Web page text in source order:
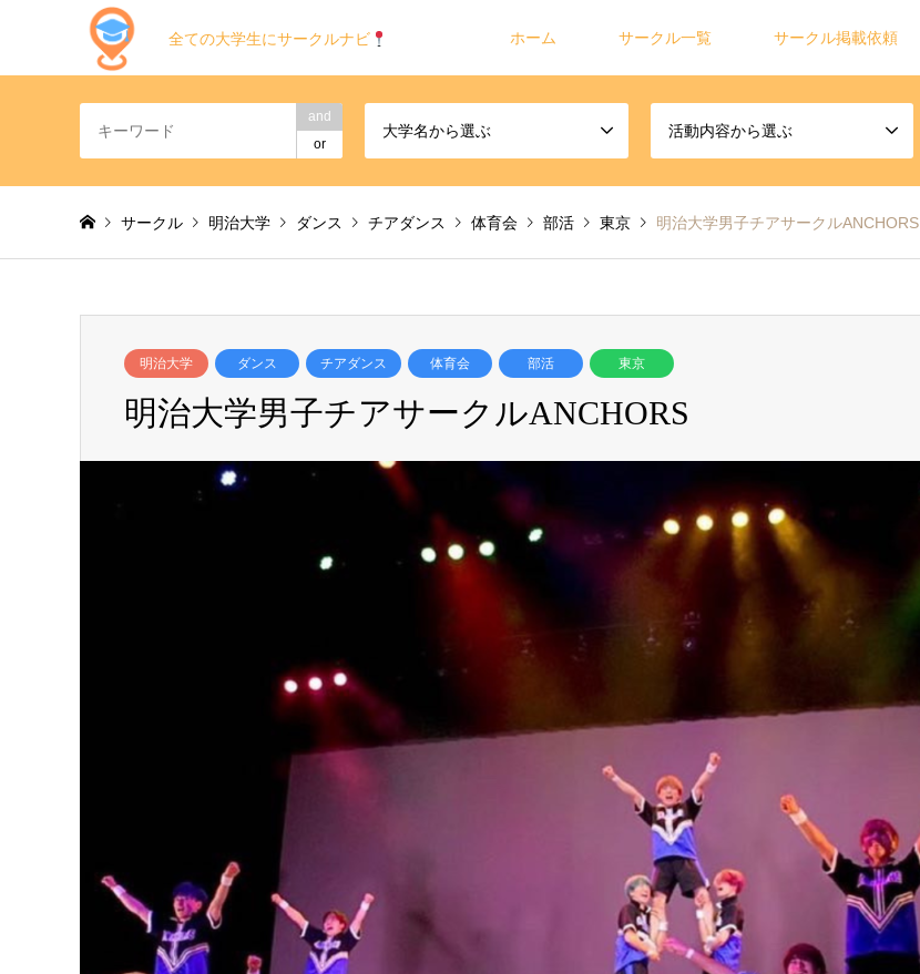
全ての大学生にサークルナビ ホーム サークル一覧 サークル掲載依頼
and
or
大学名から選ぶ 活動内容から選ぶ
サークル 明治大学 ダンス チアダンス 体育会 部活 東京 明治大学男子チアサークルANCHORS
明治大学 ダンス チアダンス 体育会 部活 東京
明治大学男子チアサークルANCHORS